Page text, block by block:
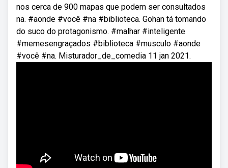
nos cerca de 900 mapas que podem ser consultados
na. #aonde #você #na #biblioteca. Gohan tá tomando
do suco do protagonismo. #malhar #inteligente
#memesengraçados #biblioteca #musculo #aonde
#você #na. Misturador_de_comedia 11 jan 2021.